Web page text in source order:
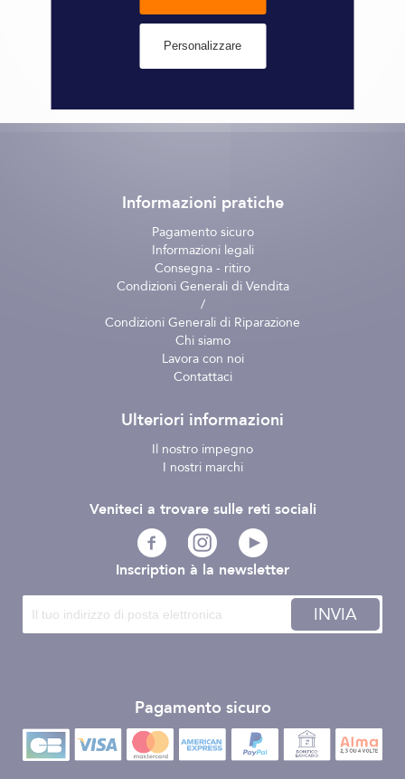
Informazioni pratiche
Pagamento sicuro
Informazioni legali
Consegna - ritiro
Condizioni Generali di Vendita
/
Condizioni Generali di Riparazione
Chi siamo
Lavora con noi
Contattaci
Ulteriori informazioni
Il nostro impegno
I nostri marchi
Inscription à la newsletter
INVIA
Pagamento sicuro
Veniteci a trovare sulle reti sociali
Personalizzare